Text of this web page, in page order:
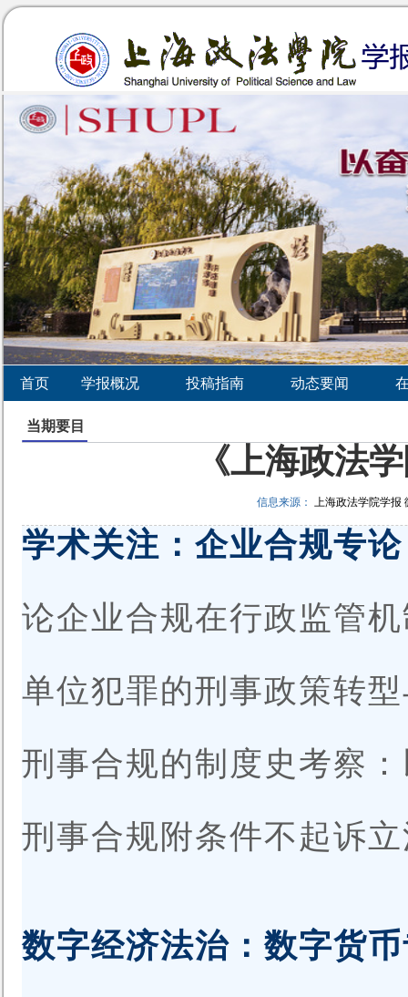
首页 学报概况 投稿指南 动态要闻
当期要目
《上海政法
信息来源： 上海政法学院学报
学术关注：企业合规专论
论企业合规在行政监管
单位犯罪的刑事政策转
刑事合规的制度史考察
刑事合规附条件不起诉
数字经济法治：数字货